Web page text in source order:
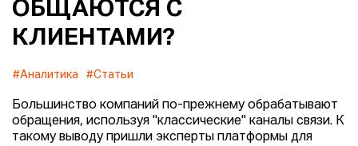
ОБЩАЮТСЯ С
КЛИЕНТАМИ?
#Аналитика #Статьи
Большинство компаний по-прежнему обрабатывают
обращения, используя "классические" каналы связи. К
такому выводу пришли эксперты платформы для